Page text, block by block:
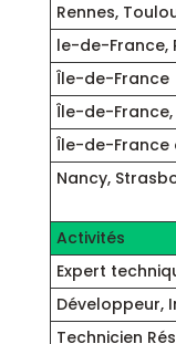
Rennes,
le-de-France,
Île-de-France
Île-de-France,
Île-de-France
Nancy,
Activités
Expert
Développeur,
Technicien